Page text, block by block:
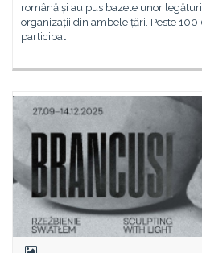
română și au pus bazele unor
organizații din ambele țări. Peste
participat